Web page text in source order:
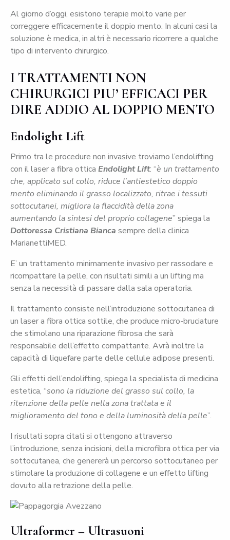
Al giorno d’oggi, esistono terapie molto varie per
correggere efficacemente il doppio mento. In alcuni casi la
soluzione è medica, in altri è necessario ricorrere a qualche
tipo di intervento chirurgico.
I TRATTAMENTI NON
CHIRURGICI PIU’ EFFICACI PER
DIRE ADDIO AL DOPPIO MENTO
Endolight Lift
Primo tra le procedure non invasive troviamo l’endolifting
con il laser a fibra ottica Endolight Lift: “è un trattamento
che, applicato sul collo, riduce l’antiestetico doppio
mento eliminando il grasso localizzato, ritrae i tessuti
sottocutanei, migliora la flaccidità della zona
aumentando la sintesi del proprio collagene” spiega la
Dottoressa Cristiana Bianca sempre della clinica
MarianettiMED.
E’ un trattamento minimamente invasivo per rassodare e
ricompattare la pelle, con risultati simili a un lifting ma
senza la necessità di passare dalla sala operatoria.
Il trattamento consiste nell’introduzione sottocutanea di
un laser a fibra ottica sottile, che produce micro-bruciature
che stimolano una riparazione fibrosa che sarà
responsabile dell’effetto compattante. Avrà inoltre la
capacità di liquefare parte delle cellule adipose presenti.
Gli effetti dell’endolifting, spiega la specialista di medicina
estetica, “sono la riduzione del grasso sul collo, la
ritenzione della pelle nella zona trattata e il
miglioramento del tono e della luminosità della pelle”.
I risultati sopra citati si ottengono attraverso
l’introduzione, senza incisioni, della microfibra ottica per via
sottocutanea, che genererà un percorso sottocutaneo per
stimolare la produzione di collagene e un effetto lifting
dovuto alla retrazione della pelle.
Ultraformer – Ultrasuoni